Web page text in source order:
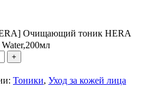
Очищающий тоник HERA
Тоники, Уход за кожей лица